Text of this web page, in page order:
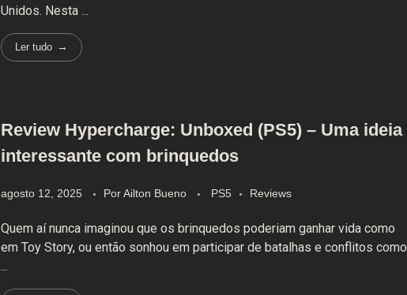
Unidos. Nesta ...
Ler tudo
Review Hypercharge: Unboxed (PS5) – Uma ideia
interessante com brinquedos
agosto 12, 2025 PorAilton Bueno PS5 Reviews
Quem aí nunca imaginou que os brinquedos poderiam ganhar vida como
em Toy Story, ou então sonhou em participar de batalhas e conflitos como
...